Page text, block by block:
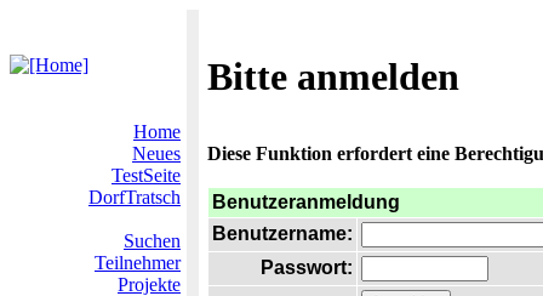
Bitte anmelden
Home
Neues
TestSeite
DorfTratsch
Suchen
Teilnehmer
Projekte
Diese Funktion erfordert eine
Benutzeranmeldung
Benutzername:
Passwort: